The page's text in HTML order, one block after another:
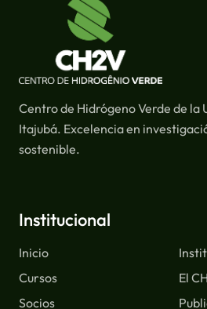
Centro de Hidrógeno Verde de la
Itajubá. Excelencia en
sostenible.
Institucional
Inicio
Cursos
El
Socios